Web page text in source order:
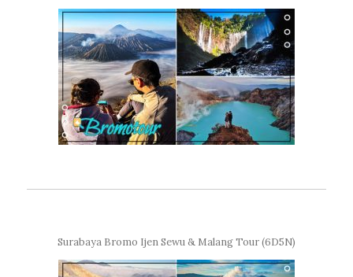
Surabaya Bromo Ijen Sewu & Malang Tour (6D5N)